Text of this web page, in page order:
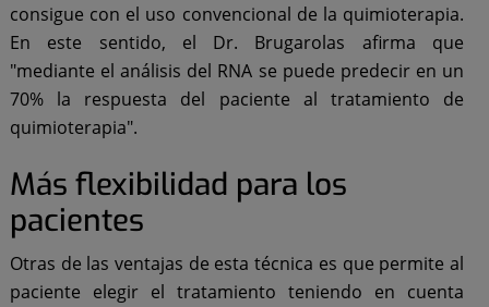
consigue con el uso convencional de la quimioterapia.
En este sentido, el Dr. Brugarolas afirma que
"mediante el análisis del RNA se puede predecir en un
70% la respuesta del paciente al tratamiento de
quimioterapia".
Más flexibilidad para los
pacientes
Otras de las ventajas de esta técnica es que permite al
paciente elegir el tratamiento teniendo en cuenta